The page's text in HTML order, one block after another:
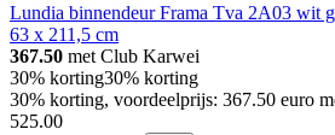
Lundia binnendeur Frama Tva 2A03 wit
63 x 211,5 cm
367.50 met Club Karwei
30% korting30% korting
30% korting, voordeelprijs: 367.50 euro
525.00